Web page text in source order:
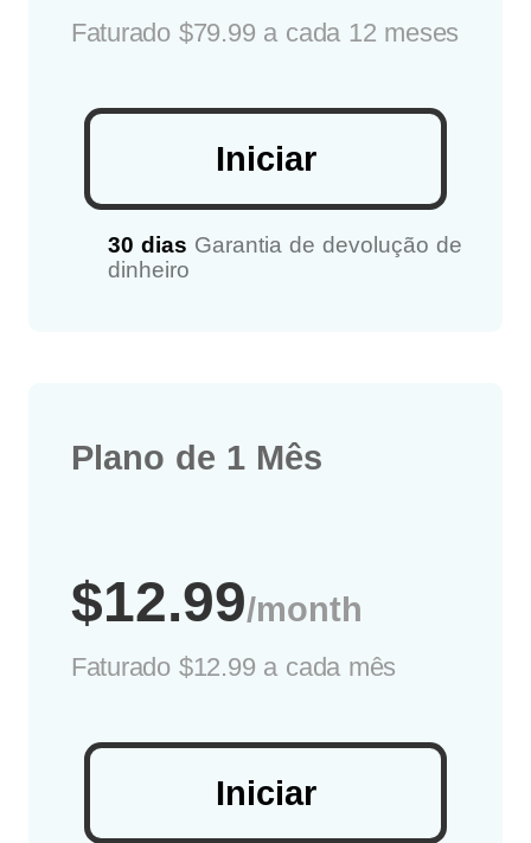
Faturado $79.99 a cada 12 meses
Iniciar
30 dias Garantia de devolução de
dinheiro
Plano de 1 Mês
$12.99/month
Faturado $12.99 a cada mês
Iniciar